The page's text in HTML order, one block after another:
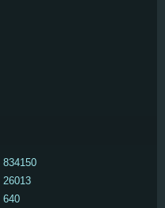
834150
26013
640